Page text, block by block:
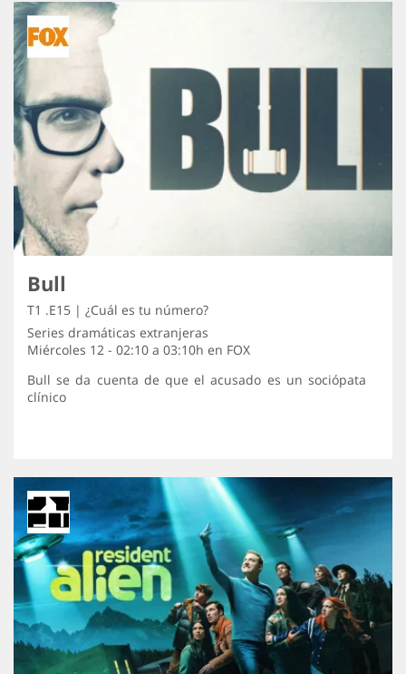
Bull
T1 .E15 | ¿Cuál es tu número?
Series dramáticas extranjeras
Miércoles 12 - 02:10 a 03:10h en FOX
Bull se da cuenta de que el acusado es un sociópata
clínico